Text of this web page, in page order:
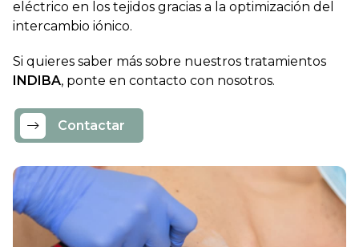
eléctrico en los tejidos gracias a la optimización del
intercambio iónico.
Si quieres saber más sobre nuestros tratamientos
INDIBA, ponte en contacto con nosotros.
Contactar